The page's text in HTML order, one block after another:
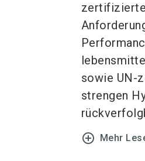
sowie UN-
strengen
add_circle_outline Mehr